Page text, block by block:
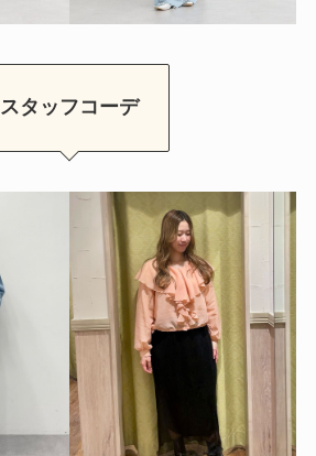
スタッフコーデ